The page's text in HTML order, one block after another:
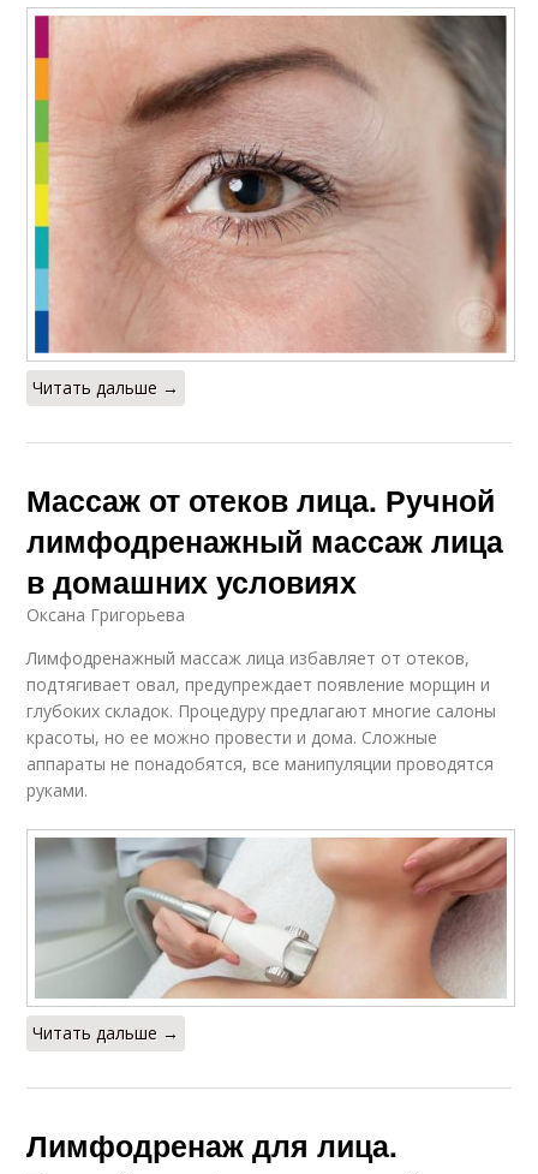
Читать дальше →
Массаж от отеков лица. Ручной
лимфодренажный массаж лица
в домашних условиях
Оксана Григорьева
Лимфодренажный массаж лица избавляет от отеков,
подтягивает овал, предупреждает появление морщин и
глубоких складок. Процедуру предлагают многие салоны
красоты, но ее можно провести и дома. Сложные
аппараты не понадобятся, все манипуляции проводятся
руками.
Читать дальше →
Лимфодренаж для лица.